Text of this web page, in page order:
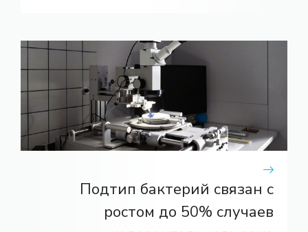
Подтип бактерий связан с
ростом до 50% случаев